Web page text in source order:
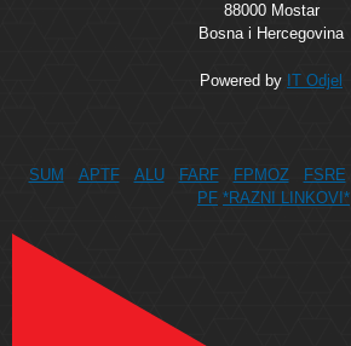
88000 Mostar
Bosna i Hercegovina
Powered by IT Odjel
SUM APTF ALU FARF FPMOZ FSRE
PF *RAZNI LINKOVI*